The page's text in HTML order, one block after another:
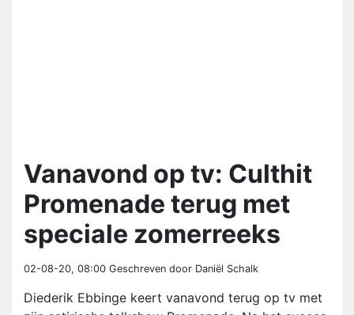
Vanavond op tv: Culthit
Promenade terug met
speciale zomerreeks
02-08-20, 08:00 Geschreven door Daniël Schalk
Diederik Ebbinge keert vanavond terug op tv met